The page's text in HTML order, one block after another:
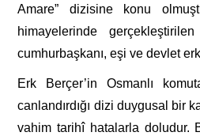
Amare” dizisine konu
himayelerinde
cumhurbaşkanı, eşi ve devlet
Erk Berçer’in Osmanlı
canlandırdığı dizi duygusal bir
vahim tarihî hatalarla doludur.